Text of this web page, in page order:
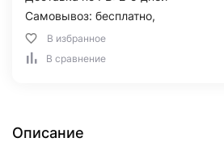
Самовывоз: бесплатно,
В избранное
В сравнение
Описание